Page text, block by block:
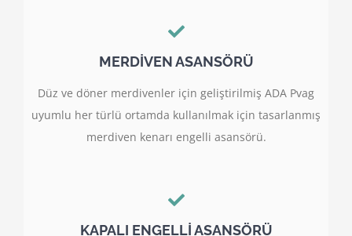
MERDİVEN ASANSÖRÜ
Düz ve döner merdivenler için geliştirilmiş ADA Pvag
uyumlu her türlü ortamda kullanılmak için tasarlanmış
merdiven kenarı engelli asansörü.
KAPALI ENGELLİ ASANSÖRÜ